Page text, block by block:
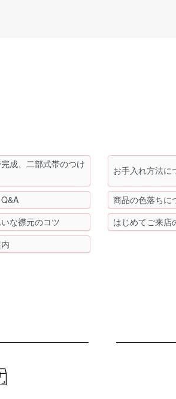
成、二部式帯のつけ
お手入れ方法に
商品の色落ちに
な襟元のコツ
はじめてご来店